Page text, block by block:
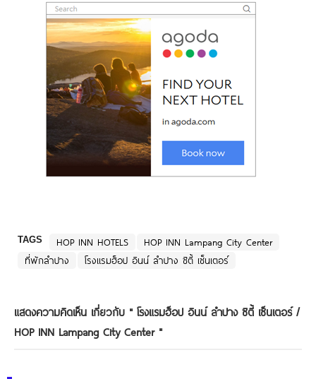
TAGS HOP INN HOTELS
HOP INN Lampang City Center
ที่พักลำปาง
โรงแรมฮ็อป อินน์ ลำปาง ซิตี้ เซ็นเตอร์
แสดงความคิดเห็น เกี่ยวกับ " โรงแรมฮ็อป อินน์ ลำปาง ซิตี้ เซ็นเตอร์ /
HOP INN Lampang City Center"